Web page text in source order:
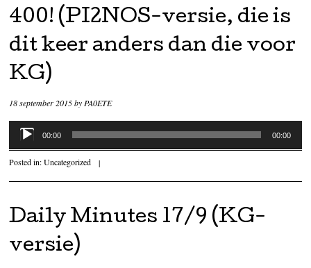
400! (PI2NOS-versie, die is
dit keer anders dan die voor
KG)
18 september 2015by PA0ETE
Audiospeler
00:00 00:00
Posted in:Uncategorized |
Daily Minutes 17/9 (KG-
versie)